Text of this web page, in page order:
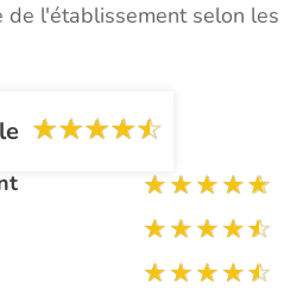
de l'établissement selon les